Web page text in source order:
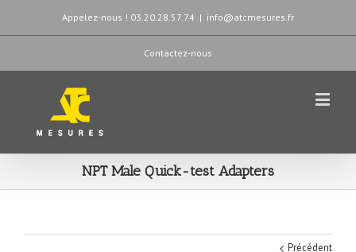
Appelez-nous ! 03.20.28.57.74 | info@atcmesures.fr
Contactez-nous
NPT Male Quick-test Adapters
Précédent